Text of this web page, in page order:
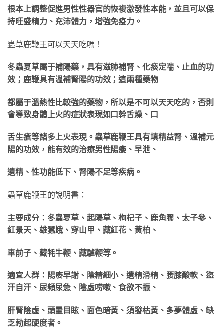
根本上調整促進男性性器官的恢複激發性本能，並且可以保
持旺盛精力、充沛體力，增強免疫力。
蟲草鹿鞭王可以天天吃嗎！
冬蟲夏草屬于補陽藥，具有滋肺補腎、化痰定喘、止血的功
效；鹿鞭具有溫補腎陽的功效；這兩種藥物
都屬于溫熱性比較強的藥物，所以是不可以天天吃的，否則
會導致身體上火的症狀表現如口幹舌燥、口
舌生瘡等諸多上火表現。蟲草鹿鞭王具有填精益腎、溫補元
陽的功效，能有效的治療男性陽痿、早泄、
遺精、性功能低下、腎陽不足等疾病。
蟲草鹿鞭王的說明書：
主要成分：冬蟲夏草、起陽草、枸杞子、鹿角膠、太子參、
紅景天、雄蠶蛾、穿山甲、藏紅花、 黃柏、
車前子、藏牦牛鞭、藏驢鞭等。
適宜人群：陽痿早謝、陰精細小、遺精滑精、腰膝酸軟、盜
汗自汗、尿頻尿急、陰虛唠嗽、食欲不振、
肝腎陰虛、頭暈目眩、面色暗黃、須發枯黃、多夢體虛、缺
乏勃起硬度者。